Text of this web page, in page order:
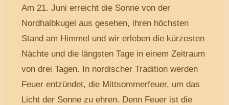
Am 21. Juni erreicht die Sonne von der
Nordhalbkugel aus gesehen, ihren höchsten
Stand am Himmel und wir erleben die kürzesten
Nächte und die längsten Tage in einem Zeitraum
von drei Tagen. In nordischer Tradition werden
Feuer entzündet, die Mittsommerfeuer, um das
Licht der Sonne zu ehren. Denn Feuer ist die